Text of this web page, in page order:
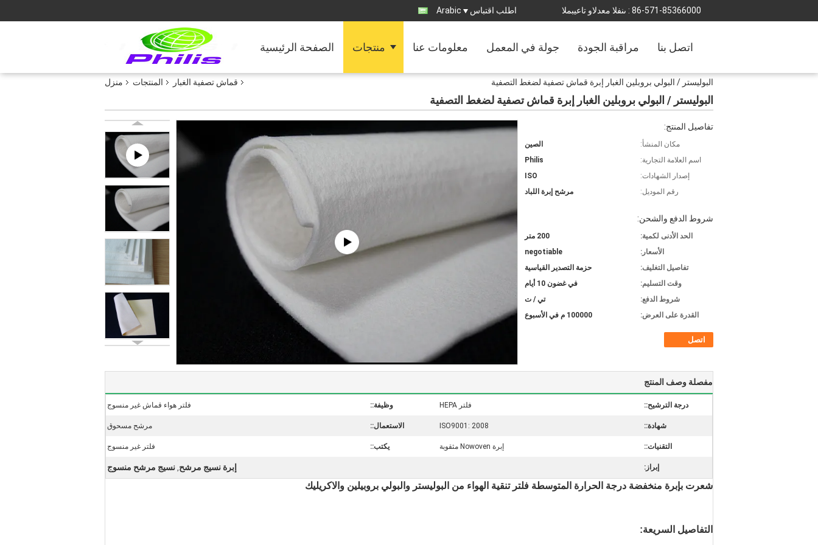
المبيعات والدعم الفنى : 86-571-85366000 اطلب اقتباس Arabic
الصفحة الرئيسية منتجات معلومات عنا جولة في المعمل مراقبة الجودة اتصل بنا
منزل المنتجات قماش تصفية الغبار البوليستر / البولي بروبلين الغبار إبرة قماش تصفية لضغط التصفية
البوليستر / البولي بروبلين الغبار إبرة قماش تصفية لضغط التصفية
تفاصيل المنتج:
مكان المنشأ:
الصين
اسم العلامة التجارية:
Philis
إصدار الشهادات:
ISO
رقم الموديل:
مرشح إبرة اللباد
شروط الدفع والشحن:
الحد الأدنى لكمية:
200 متر
الأسعار:
negotiable
تفاصيل التغليف:
حزمة التصدير القياسية
وقت التسليم:
في غضون 10 أيام
شروط الدفع:
تي / ت
القدرة على العرض:
100000 م في الأسبوع
اتصل
مفصلة وصف المنتج
درجة الترشيح:: فلتر HEPA وظيفة:: فلتر هواء قماش غير منسوج
شهادة:: ISO9001: 2008 الاستعمال:: مرشح مسحوق
التقنيات:: إبرة Nowoven مثقوبة يكتب:: فلتر غير منسوج
إبراز: إبرة نسيج مرشح, نسيج مرشح منسوج
شعرت بإبرة منخفضة درجة الحرارة المتوسطة فلتر تنقية الهواء من البوليستر والبولي بروبيلين والاكريليك
التفاصيل السريعة: